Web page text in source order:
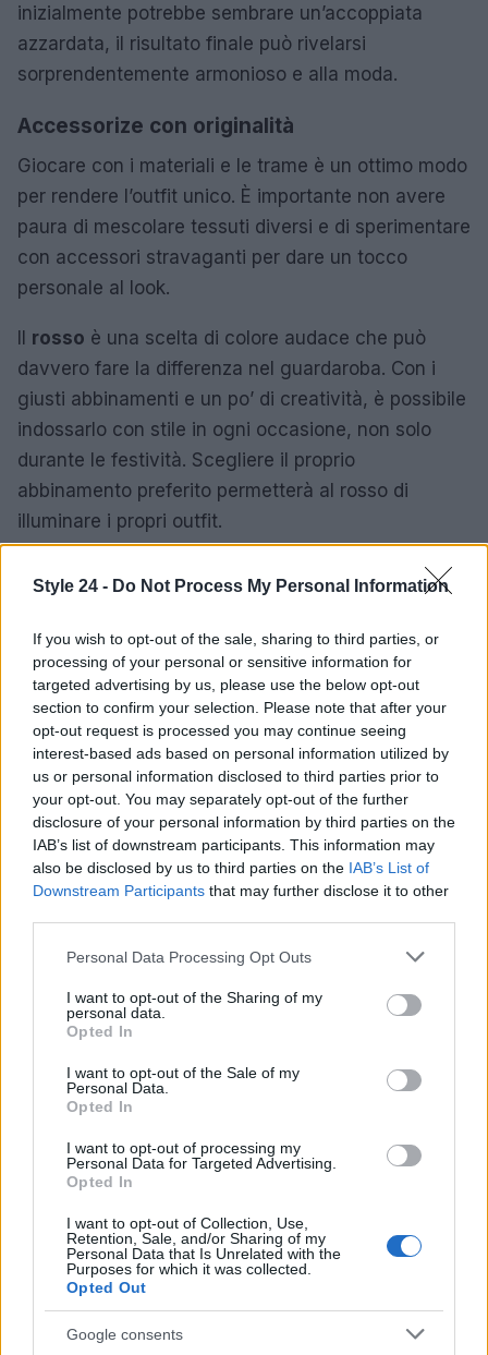
Style 24 - Do Not Process My Personal Information
If you wish to opt-out of the sale, sharing to third parties, or
processing of your personal or sensitive information for
targeted advertising by us, please use the below opt-out
section to confirm your selection. Please note that after your
opt-out request is processed you may continue seeing
interest-based ads based on personal information utilized by
us or personal information disclosed to third parties prior to
your opt-out. You may separately opt-out of the further
disclosure of your personal information by third parties on the
IAB’s list of downstream participants. This information may
also be disclosed by us to third parties on the IAB’s List of
Downstream Participants that may further disclose it to other
Please note that this website/app uses one or more Google
not limited to your visit or usage behaviour. You may click to
grant or deny consent to Google and its third-party tags to
use your data for below specified purposes in below Google
consent section.
Personal Data Processing Opt Outs
I want to opt-out of the Sharing of my
personal data.
Opted In
I want to opt-out of the Sale of my
Personal Data.
Opted In
I want to opt-out of processing my
Personal Data for Targeted Advertising.
Opted In
I want to opt-out of Collection, Use,
Retention, Sale, and/or Sharing of my
Personal Data that Is Unrelated with the
Purposes for which it was collected.
Opted Out
Google consents
inizialmente potrebbe sembrare un’accoppiata
azzardata, il risultato finale può rivelarsi
sorprendentemente armonioso e alla moda.
Accessorize con originalità
Giocare con i materiali e le trame è un ottimo modo
per rendere l’outfit unico. È importante non avere
paura di mescolare tessuti diversi e di sperimentare
con accessori stravaganti per dare un tocco
personale al look.
Il rosso è una scelta di colore audace che può
davvero fare la differenza nel guardaroba. Con i
giusti abbinamenti e un po’ di creatività, è possibile
indossarlo con stile in ogni occasione, non solo
durante le festività. Scegliere il proprio
abbinamento preferito permetterà al rosso di
illuminare i propri outfit.
Staff
Continua a leggere
LIFESTYLE